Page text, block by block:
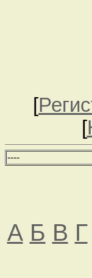
[
[
----
А Б В Г